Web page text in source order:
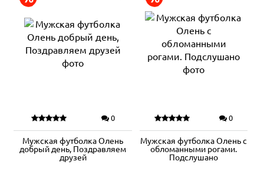
0
Мужская футболка Олень
добрый день, Поздравляем
друзей
0
Мужская футболка Олень с
обломанными рогами.
Подслушано